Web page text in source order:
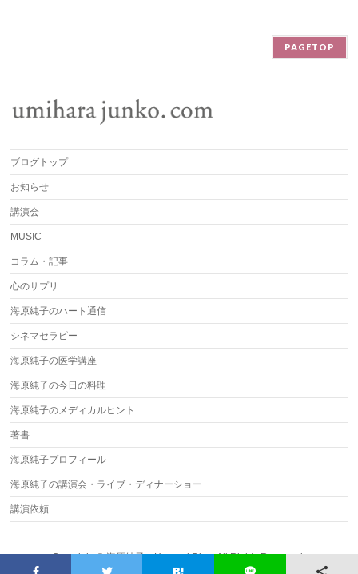
PAGETOP
ブログトップ
お知らせ
講演会
MUSIC
コラム・記事
心のサプリ
海原純子のハート通信
シネマセラピー
海原純子の医学講座
海原純子の今日の料理
海原純子のメディカルヒント
著書
海原純子プロフィール
海原純子の講演会・ライブ・ディナーショー
講演依頼
Copyright ©海原純子のHarvard DiaryAll Rights Reserved.